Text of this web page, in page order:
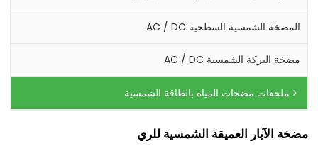
المضخة الشمسية السطحية AC / DC
مضخة البركة الشمسية AC / DC
ملحقات مضخات المياه بالطاقة الشمسية
مضخة الآبار العميقة الشمسية للري